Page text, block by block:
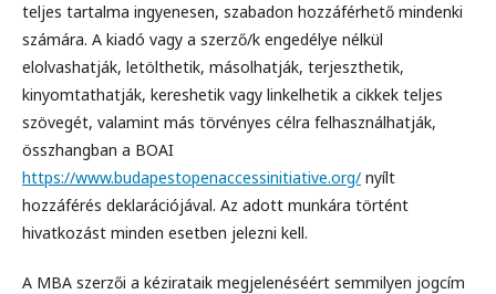
teljes tartalma ingyenesen, szabadon hozzáférhető mindenki
számára. A kiadó vagy a szerző/k engedélye nélkül
elolvashatják, letölthetik, másolhatják, terjeszthetik,
kinyomtathatják, kereshetik vagy linkelhetik a cikkek teljes
szövegét, valamint más törvényes célra felhasználhatják,
összhangban a BOAI
https://www.budapestopenaccessinitiative.org/ nyílt
hozzáférés deklarációjával. Az adott munkára történt
hivatkozást minden esetben jelezni kell.
A MBA szerzői a kézirataik megjelenéséért semmilyen jogcím